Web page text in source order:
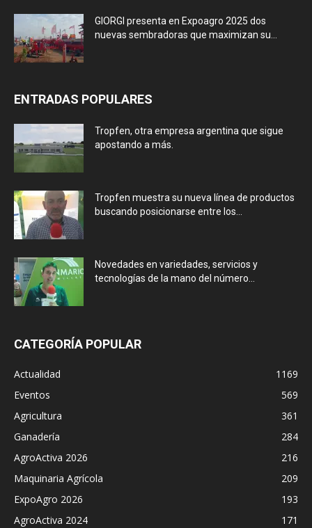
GIORGI presenta en Expoagro 2025 dos
nuevas sembradoras que maximizan su...
ENTRADAS POPULARES
Tropfen, otra empresa argentina que sigue
apostando a más.
Tropfen muestra su nueva línea de productos
buscando posicionarse entre los...
Novedades en variedades, servicios y
tecnologías de la mano del número...
CATEGORÍA POPULAR
Actualidad
1169
Eventos
569
Agricultura
361
Ganadería
284
AgroActiva 2026
216
Maquinaria Agrícola
209
ExpoAgro 2026
193
AgroActiva 2024
171